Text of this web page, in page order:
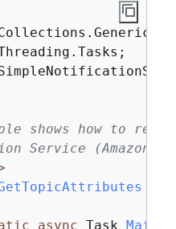
shows how to
Service (Amazon
async Task Main